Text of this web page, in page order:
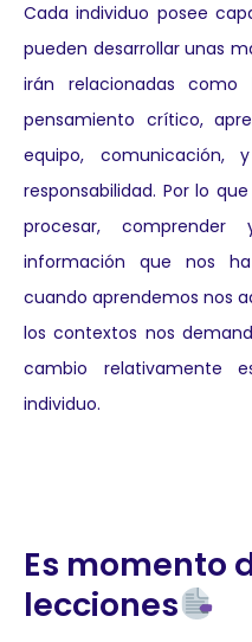
Cada individuo posee
pueden desarrollar unas
irán relacionadas como
pensamiento crítico,
equipo,
responsabilidad. Por lo
procesar,
información que nos
cuando aprendemos nos
los contextos nos
cambio relativamente
individuo.
Es momento
lecciones